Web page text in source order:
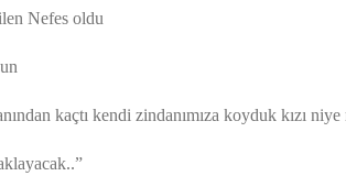
Nefes oldu
kaçtı kendi zindanımıza koyduk kızı